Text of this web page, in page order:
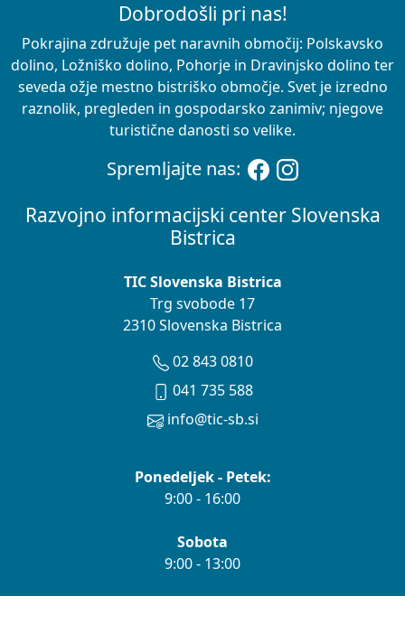
Razvojno informacijski center Slovenska
Bistrica
TIC Slovenska Bistrica
Trg svobode 17
2310 Slovenska Bistrica
02 843 0810
041 735 588
info@tic-sb.si
Ponedeljek - Petek:
9:00 - 16:00
Sobota
9:00 - 13:00
Dobrodošli pri nas!
Pokrajina združuje pet naravnih območij: Polskavsko
dolino, Ložniško dolino, Pohorje in Dravinjsko dolino ter
seveda ožje mestno bistriško območje. Svet je izredno
raznolik, pregleden in gospodarsko zanimiv; njegove
turistične danosti so velike.
Spremljajte nas: